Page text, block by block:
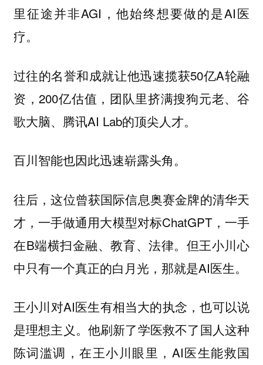
里征途并非AGI，他始终想要做的是AI医
疗。
过往的名誉和成就让他迅速揽获50亿A轮融
资，200亿估值，团队里挤满搜狗元老、谷
歌大脑、腾讯AI Lab的顶尖人才。
百川智能也因此迅速崭露头角。
往后，这位曾获国际信息奥赛金牌的清华天
才，一手做通用大模型对标ChatGPT，一手
在B端横扫金融、教育、法律。但王小川心
中只有一个真正的白月光，那就是AI医生。
王小川对AI医生有相当大的执念，也可以说
是理想主义。他刷新了学医救不了国人这种
陈词滥调，在王小川眼里，AI医生能救国